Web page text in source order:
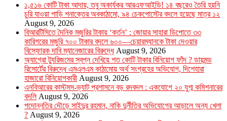
১,৫১৬ কোটি টাকা আদায়, তবু অকার্যকর আরএফআইডি! ১৪ বছরেও তৈরি হয়নি
চুরি যাওয়া গাড়ি শনাক্তের অবকাঠামো, ৯৪ চেকপোস্টের বদলে হয়েছে মাত্র ১২
August 9, 2026
বিআরটিসিতে দৈনিক মজুরির টাকায় ‘কর্তন’ : জোয়ার সাহারা ডিপোতে ৩৩
কারিগরের মজুরি ৭০০ টাকার বদলে ৬০০—চেয়ারম্যানকে টাকা দেওয়ার
বিস্ফোরক দাবি ম্যানেজারের বিরুদ্ধে August 9, 2026
অ্যাগ্রো ট্যুরিজমের স্বপ্ন দেখিয়ে শত কোটি টাকার বিনিয়োগ ফাঁদ ? ডায়মন্ড
রিসোর্টের বিরুদ্ধে এমএলএম কাঠামোয় অর্থ সংগ্রহের অভিযোগ, দিশেহারা
হাজারো বিনিয়োগকারী August 9, 2026
এনবিআরের কাস্টমস-ভ্যাট প্রশাসনে বড় রদবদল : একযোগে ২০ যুগ্ম কমিশনারের
বদলি August 9, 2026
পদোন্নতির দৌড়ে সাইদুর রহমান, নাকি দুর্নীতির অভিযোগের আড়ালে অন্য খেলা
? August 9, 2026